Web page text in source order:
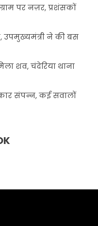
पर नज़र, प्रशंसकों
उपमुख्यमंत्री ने की बस
शव, चंदेरिया थाना
संपन्न, कई सवालों